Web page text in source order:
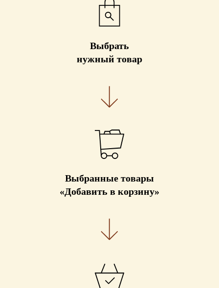
Выбрать
нужный товар
Выбранные товары
«Добавить в корзину»